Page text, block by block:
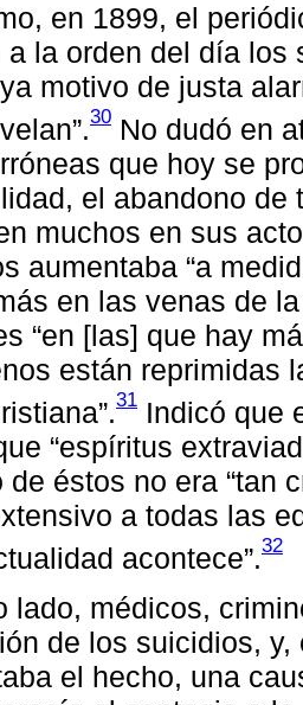
en 1899, el
a la orden del día
motivo de justa
30 No dudó en
que hoy se
el abandono de
muchos en sus
aumentaba “a
en las venas de
“en [las] que hay
están reprimidas
31 Indicó que
“espíritus
de éstos no era
a todas las
acontece”.32
lado, médicos,
de los suicidios,
el hecho, una